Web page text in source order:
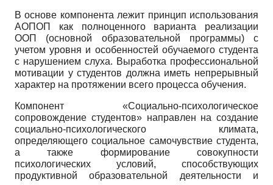
В основе компонента лежит принцип использования
АОПОП как полноценного варианта реализации
ООП (основной образовательной программы) с
учетом уровня и особенностей обучаемого студента
с нарушением слуха. Выработка профессиональной
мотивации у студентов должна иметь непрерывный
характер на протяжении всего процесса обучения.
Компонент «Социально-психологическое
сопровождение студентов» направлен на создание
социально-психологического климата,
определяющего социальное самочувствие студента,
а также формирование совокупности
психологических условий, способствующих
продуктивной образовательной деятельности и